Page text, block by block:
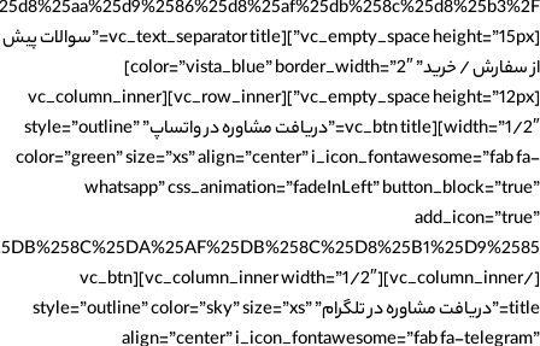
[vc_empty_space height=”15px”][vc_text_separator title=”سوالات پیش
از سفارش / خرید” color=”vista_blue” border_width=”2″]
[vc_empty_space height=”12px”][vc_row_inner][vc_column_inner
width=”1/2″][vc_btn title=”دریافت مشاوره در واتساپ” style=”outline”
color=”green” size=”xs” align=”center” i_icon_fontawesome=”fab fa-
whatsapp” css_animation=”fadeInLeft” button_block=”true”
add_icon=”true”
[/vc_column_inner][vc_column_inner width=”1/2″][vc_btn
title=”دریافت مشاوره در تلگرام” style=”outline” color=”sky” size=”xs”